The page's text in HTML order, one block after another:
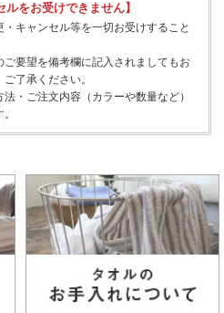
ルをお受けできません】
キャンセル等を一切お受けすること
要望を備考欄に記入されましてもお
了承ください。
・ご注文内容（カラーや数量など）